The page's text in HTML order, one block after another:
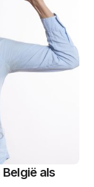
als